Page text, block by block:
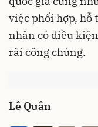
việc phối hợp, hỗ
nhân có điều
rãi công chúng.
Lê Quân